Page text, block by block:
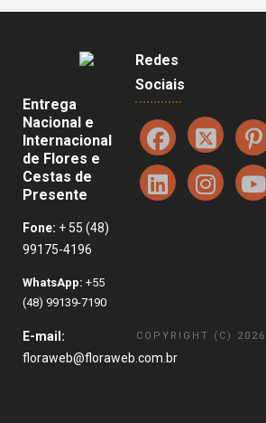
Entrega
Nacional e
Internacional
de Flores e
Cestas de
Presente
Fone: + 55 (48)
99175-4196
WhatsApp: +55
(48) 99139-7190
E-mail:
floraweb@floraweb.com.br
Redes
Sociais
COPYRIGHT (C) 2026